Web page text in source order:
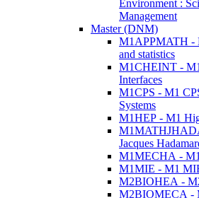
Environment :
Management
Master (DNM)
M1APPMATH -
and statistics
M1CHEINT -
Interfaces
M1CPS - M1
Systems
M1HEP - M1
Jacques
M1MECHA -
M1MIE - M1
M2BIOHEA -
M2BIOMECA -